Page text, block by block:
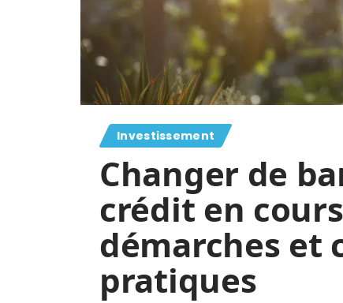
Investissement
Changer de
crédit en
démarches et
pratiques